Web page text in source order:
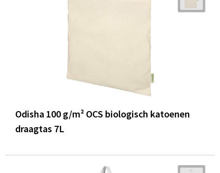
Odisha 100 g/m² OCS biologisch katoenen
draagtas 7L